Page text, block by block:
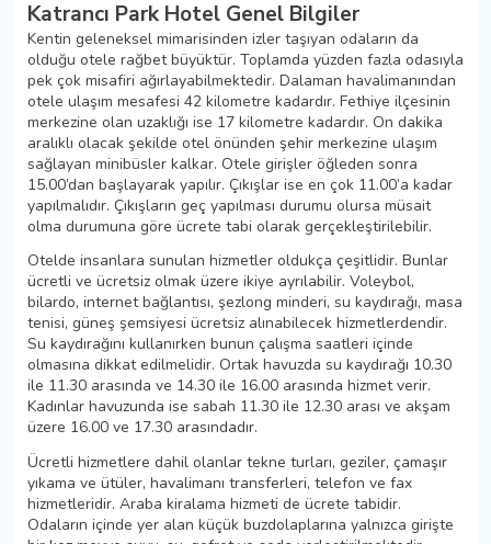
Katrancı Park Hotel Genel Bilgiler
Kentin geleneksel mimarisinden izler taşıyan odaların da
olduğu otele rağbet büyüktür. Toplamda yüzden fazla odasıyla
pek çok misafiri ağırlayabilmektedir. Dalaman havalimanından
otele ulaşım mesafesi 42 kilometre kadardır. Fethiye ilçesinin
merkezine olan uzaklığı ise 17 kilometre kadardır. On dakika
aralıklı olacak şekilde otel önünden şehir merkezine ulaşım
sağlayan minibüsler kalkar. Otele girişler öğleden sonra
15.00’dan başlayarak yapılır. Çıkışlar ise en çok 11.00’a kadar
yapılmalıdır. Çıkışların geç yapılması durumu olursa müsait
olma durumuna göre ücrete tabi olarak gerçekleştirilebilir.
Otelde insanlara sunulan hizmetler oldukça çeşitlidir. Bunlar
ücretli ve ücretsiz olmak üzere ikiye ayrılabilir. Voleybol,
bilardo, internet bağlantısı, şezlong minderi, su kaydırağı, masa
tenisi, güneş şemsiyesi ücretsiz alınabilecek hizmetlerdendir.
Su kaydırağını kullanırken bunun çalışma saatleri içinde
olmasına dikkat edilmelidir. Ortak havuzda su kaydırağı 10.30
ile 11.30 arasında ve 14.30 ile 16.00 arasında hizmet verir.
Kadınlar havuzunda ise sabah 11.30 ile 12.30 arası ve akşam
üzere 16.00 ve 17.30 arasındadır.
Ücretli hizmetlere dahil olanlar tekne turları, geziler, çamaşır
yıkama ve ütüler, havalimanı transferleri, telefon ve fax
hizmetleridir. Araba kiralama hizmeti de ücrete tabidir.
Odaların içinde yer alan küçük buzdolaplarına yalnızca girişte